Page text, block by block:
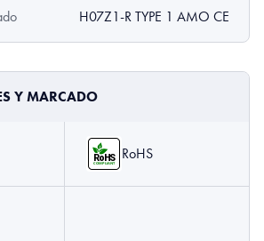
H07Z1-R TYPE 1 AMO CE
Y MARCADO
RoHS